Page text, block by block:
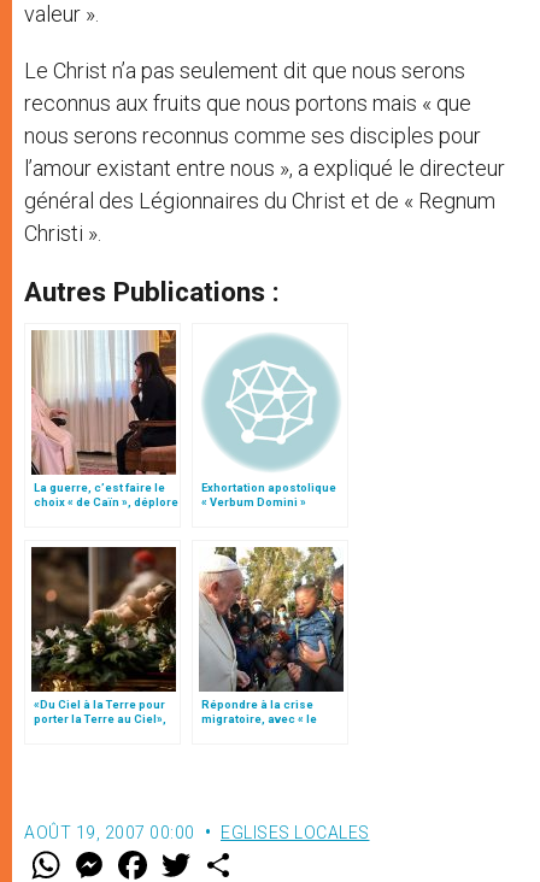
valeur ».
Le Christ n’a pas seulement dit que nous serons
reconnus aux fruits que nous portons mais « que
nous serons reconnus comme ses disciples pour
l’amour existant entre nous », a expliqué le directeur
général des Légionnaires du Christ et de « Regnum
Christi ».
Autres Publications :
La guerre, c’est faire le
choix « de Caïn », déplore
Exhortation apostolique
« Verbum Domini »
«Du Ciel à la Terre pour
porter la Terre au Ciel»,
Répondre à la crise
migratoire, avec « le
AOÛT 19, 2007 00:00 EGLISES LOCALES
W M
e
F
a w